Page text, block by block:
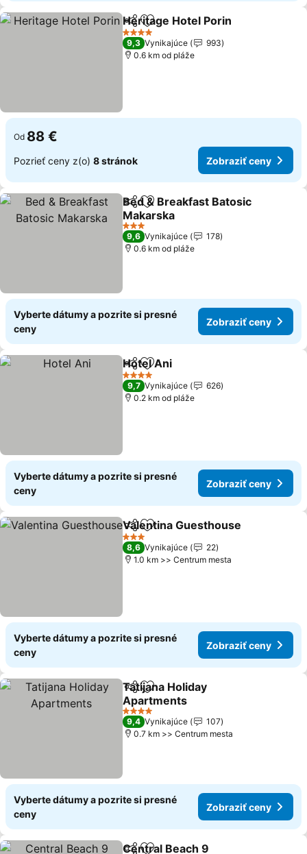
ZdieľaťPridať do obľúbených
Heritage Hotel Porin
4 Počet hviezdičiek
9,3 Vynikajúce
993
0.6 km od pláže
Od 88 €
Pozrieť ceny z(o) 8 stránok Zobraziť ceny
ZdieľaťPridať do obľúbených
Bed & Breakfast Batosic
Makarska
Zobraziť ceny
3 Počet hviezdičiek
9,6 Vynikajúce
178
0.6 km od pláže
Vyberte dátumy a pozrite si presné
ceny
Zobraziť ceny
ZdieľaťPridať do obľúbených
Hotel Ani
4 Počet hviezdičiek
9,7 Vynikajúce
626
0.2 km od pláže
Vyberte dátumy a pozrite si presné
ceny
Zobraziť ceny
ZdieľaťPridať do obľúbených
Valentina Guesthouse
3 Počet hviezdičiek
8,6 Vynikajúce
22
1.0 km >> Centrum mesta
Vyberte dátumy a pozrite si presné
ceny
Zobraziť ceny
ZdieľaťPridať do obľúbených
Tatijana Holiday
Apartments
Zobraziť ceny
4 Počet hviezdičiek
9,4 Vynikajúce
107
0.7 km >> Centrum mesta
Vyberte dátumy a pozrite si presné
ceny
Zobraziť ceny
Central Beach 9